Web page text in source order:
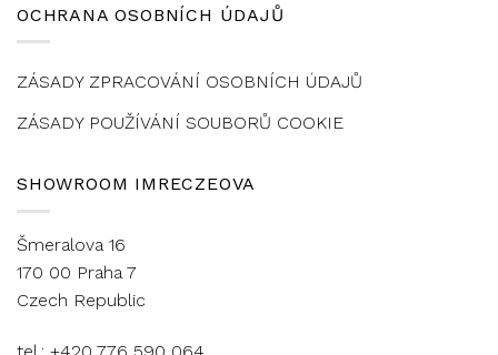
OCHRANA OSOBNÍCH ÚDAJŮ
ZÁSADY ZPRACOVÁNÍ OSOBNÍCH ÚDAJŮ
ZÁSADY POUŽÍVÁNÍ SOUBORŮ COOKIE
SHOWROOM IMRECZEOVA
Šmeralova 16
170 00 Praha 7
Czech Republic
tel.: +420 776 590 064